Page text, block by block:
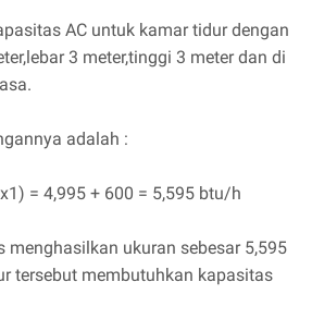
AC untuk kamar tidur dengan
3 meter,tinggi 3 meter dan di
adalah :
= 4,995 + 600 = 5,595 btu/h
menghasilkan ukuran sebesar 5,595
tersebut membutuhkan kapasitas